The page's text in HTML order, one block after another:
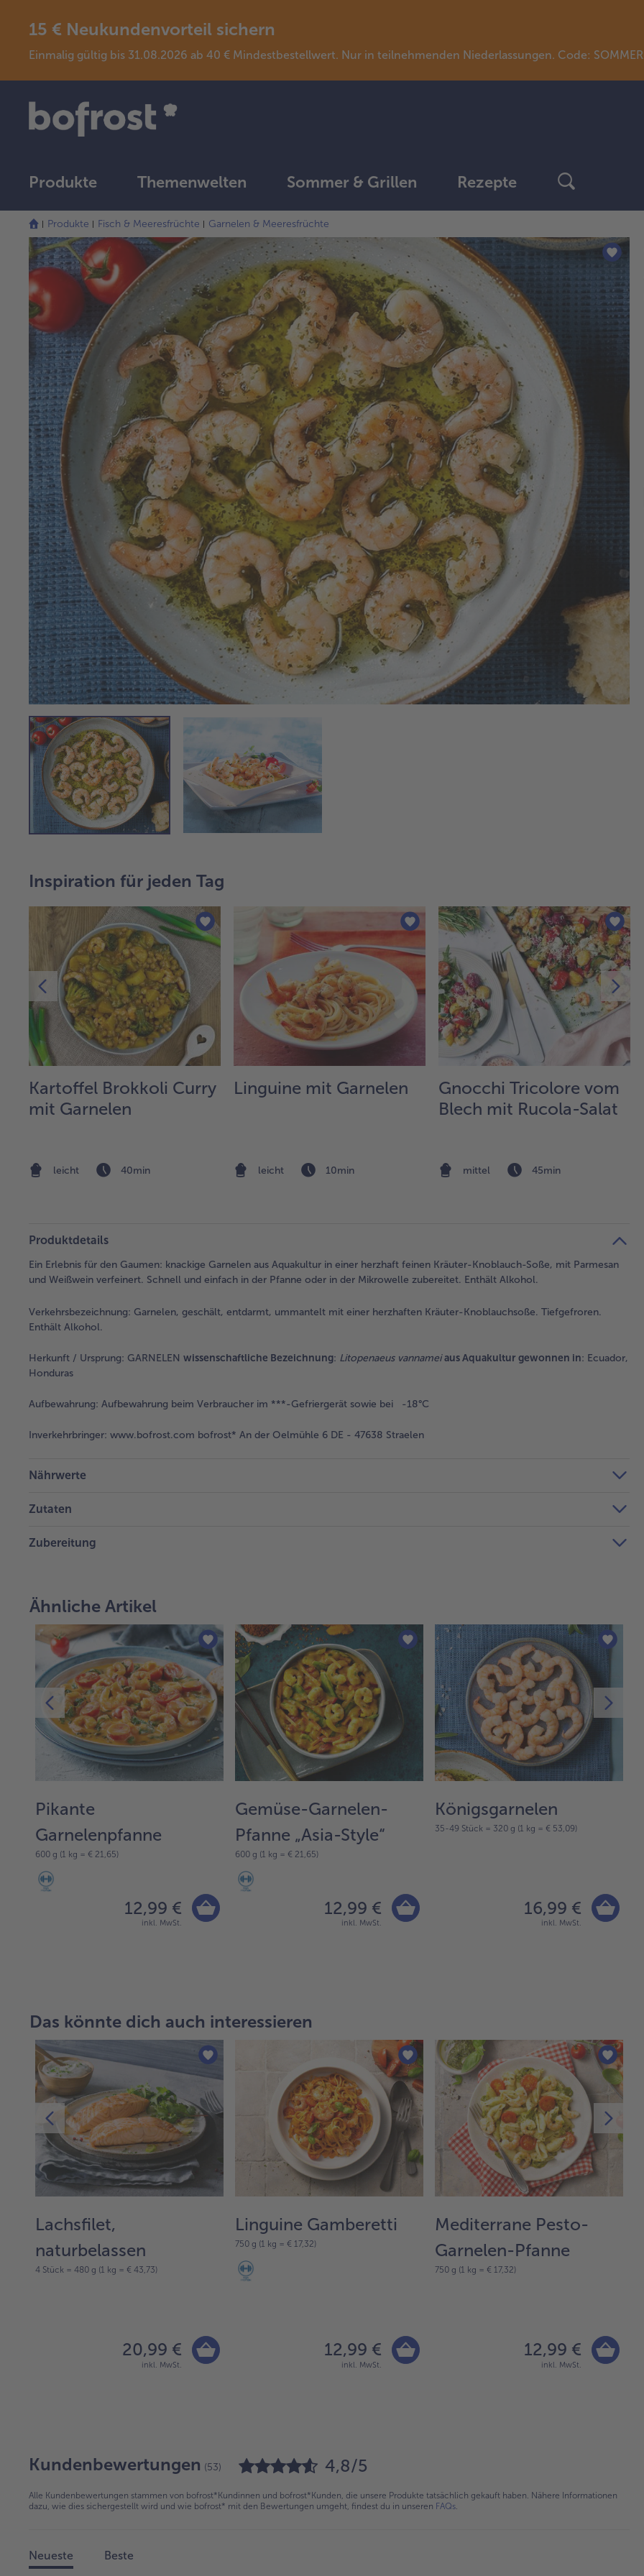
15 € Neukundenvorteil sichern
Einmalig gültig bis 31.08.2026 ab 40 € Mindestbestellwert. Nur in teilnehmenden Niederlassungen. Code:
Produkte Themenwelten Sommer & Grillen Rezepte
Produkte Fisch & Meeresfrüchte Garnelen & Meeresfrüchte
Inspiration für jeden Tag
Kartoffel Brokkoli Curry
mit Garnelen
leicht 40min
Linguine mit Garnelen
leicht 10min
Gnocchi Tricolore vom
Blech mit Rucola-Salat
mittel 45min
Produktdetails
Ein Erlebnis für den Gaumen: knackige Garnelen aus Aquakultur in einer herzhaft feinen Kräuter-Knoblauch-Soße, mit Parmesan
und Weißwein verfeinert. Schnell und einfach in der Pfanne oder in der Mikrowelle zubereitet. Enthält Alkohol.
Verkehrsbezeichnung: Garnelen, geschält, entdarmt, ummantelt mit einer herzhaften Kräuter-Knoblauchsoße. Tiefgefroren.
Enthält Alkohol.
Herkunft / Ursprung: GARNELEN wissenschaftliche Bezeichnung: Litopenaeus vannamei aus Aquakultur gewonnen in: Ecuador,
Honduras
Aufbewahrung: Aufbewahrung beim Verbraucher im ***-Gefriergerät sowie bei -18°C
Inverkehrbringer: www.bofrost.com bofrost* An der Oelmühle 6 DE - 47638 Straelen
Nährwerte
Zutaten
Zubereitung
Ähnliche Artikel
Pikante
Garnelenpfanne
600 g (1 kg = € 21,65)
12,99 €
inkl. MwSt.
Gemüse-Garnelen-
Pfanne „Asia-Style“
600 g (1 kg = € 21,65)
12,99 €
inkl. MwSt.
Königsgarnelen
35-49 Stück = 320 g (1 kg = € 53,09)
16,99 €
inkl. MwSt.
Das könnte dich auch interessieren
Lachsfilet,
naturbelassen
4 Stück = 480 g (1 kg = € 43,73)
20,99 €
inkl. MwSt.
Linguine Gamberetti
750 g (1 kg = € 17,32)
12,99 €
inkl. MwSt.
Mediterrane Pesto-
Garnelen-Pfanne
750 g (1 kg = € 17,32)
12,99 €
inkl. MwSt.
Kundenbewertungen (53) 4,8/5
Alle Kundenbewertungen stammen von bofrost*Kundinnen und bofrost*Kunden, die unsere Produkte tatsächlich gekauft haben. Nähere Informationen
dazu, wie dies sichergestellt wird und wie bofrost* mit den Bewertungen umgeht, findest du in unseren FAQs
Neueste Beste